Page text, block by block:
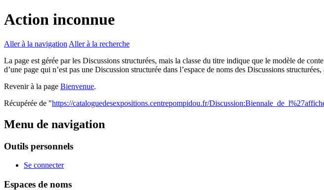
Action inconnue
Aller à la navigation Aller à la recherche
La page est gérée par les Discussions structurées, mais la classe du titre indique que le modèle de
d’une page qui n’est pas une Discussion structurée dans l’espace de noms des Discussions structurées,
Revenir à la page Bienvenue.
Récupérée de "https://cataloguedesexpositions.centrepompidou.fr/
Menu de navigation
Outils personnels
Se connecter
Espaces de noms